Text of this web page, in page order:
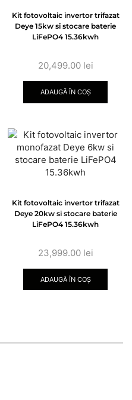
Kit fotovoltaic invertor trifazat
Deye 15kw si stocare baterie
LiFePO4 15.36kwh
20,499.00 lei
ADAUGĂ ÎN COȘ
Kit fotovoltaic invertor trifazat
Deye 20kw si stocare baterie
LiFePO4 15.36kwh
23,999.00 lei
ADAUGĂ ÎN COȘ